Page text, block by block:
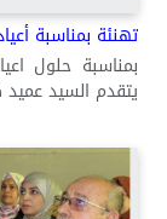
تهنئة بمناسبة
يتقدم السيد عميد